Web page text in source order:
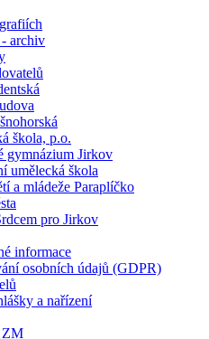
archiv
škola, p.o.
gymnázium Jirkov
umělecká škola
a mládeže Paraplíčko
pro Jirkov
informace
osobních údajů (GDPR)
a nařízení
ZM